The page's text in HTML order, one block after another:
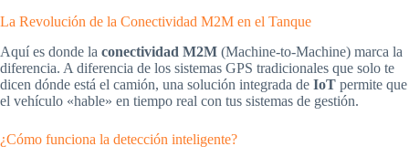
La Revolución de la Conectividad M2M en el Tanque
Aquí es donde la conectividad M2M (Machine-to-Machine) marca la
diferencia. A diferencia de los sistemas GPS tradicionales que solo te
dicen dónde está el camión, una solución integrada de IoT permite que
el vehículo «hable» en tiempo real con tus sistemas de gestión.
¿Cómo funciona la detección inteligente?